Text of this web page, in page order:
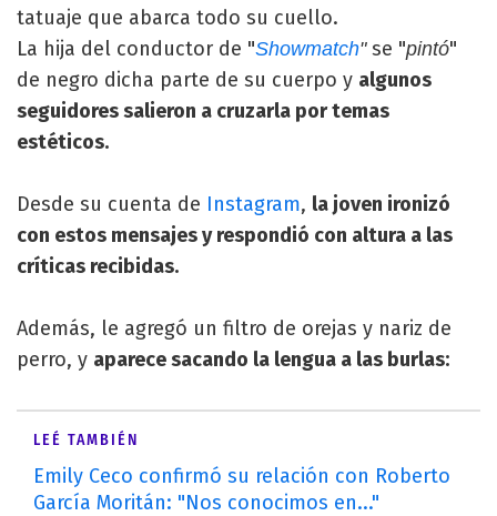
tatuaje que abarca todo su cuello.
La hija del conductor de "Showmatch" se "pintó"
de negro dicha parte de su cuerpo y algunos
seguidores salieron a cruzarla por temas
estéticos.
Desde su cuenta de Instagram, la joven ironizó
con estos mensajes y respondió con altura a las
críticas recibidas.
Además, le agregó un filtro de orejas y nariz de
perro, y aparece sacando la lengua a las burlas:
LEÉ TAMBIÉN
Emily Ceco confirmó su relación con Roberto
García Moritán: "Nos conocimos en..."